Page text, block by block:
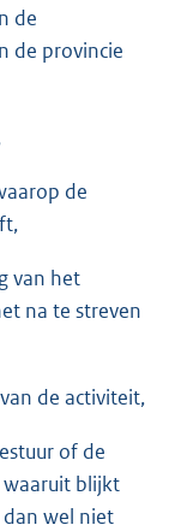
de
de provincie
de
van het
na te streven
de activiteit,
of de
waaruit blijkt
wel niet